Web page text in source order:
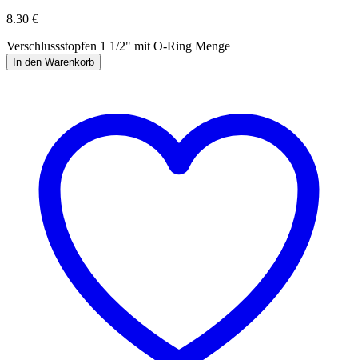
8.30 €
Verschlussstopfen 1 1/2" mit O-Ring Menge
In den Warenkorb